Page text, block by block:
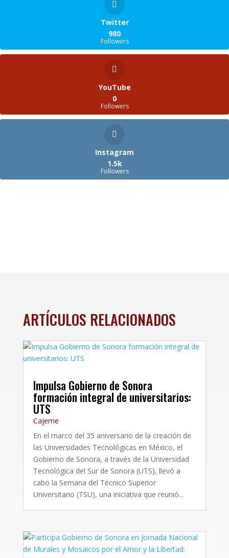
Twitter
980
Followers
YouTube
0
Followers
Instagram
1.5k
Followers
ARTÍCULOS RELACIONADOS
Impulsa Gobierno de Sonora
formación integral de universitarios:
UTS
Cajeme
En el marco del 35 aniversario de la creación de
las Universidades Tecnológicas en México, el
Gobierno de Sonora, a través de la Universidad
Tecnológica del Sur de Sonora (UTS), llevó a
cabo la Semana del Técnico Superior
Universitario (TSU), una iniciativa que reunió...